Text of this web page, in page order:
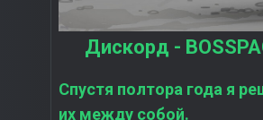
Дискорд -
Спустя полтора года я
их между собой.